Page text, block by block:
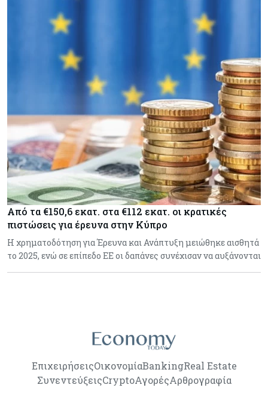
Από τα €150,6 εκατ. στα €112 εκατ. οι κρατικές
πιστώσεις για έρευνα στην Κύπρο
Η χρηματοδότηση για Έρευνα και Ανάπτυξη μειώθηκε αισθητά
το 2025, ενώ σε επίπεδο ΕΕ οι δαπάνες συνέχισαν να αυξάνονται
ΕπιχειρήσειςΟικονομίαBankingReal Estate
ΣυνεντεύξειςCryptoΑγορέςΑρθρογραφία